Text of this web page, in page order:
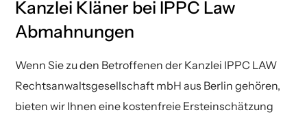
Kanzlei Kläner bei IPPC Law
Abmahnungen
Wenn Sie zu den Betroffenen der Kanzlei IPPC LAW
Rechtsanwaltsgesellschaft mbH aus Berlin gehören,
bieten wir Ihnen eine kostenfreie Ersteinschätzung